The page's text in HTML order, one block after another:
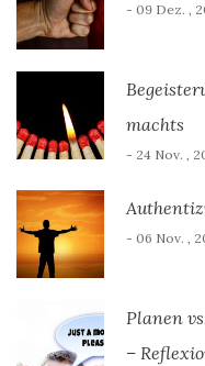
- 09 Dez. ,
machts
- 24 Nov. ,
- 06 Nov. ,
Planen
–